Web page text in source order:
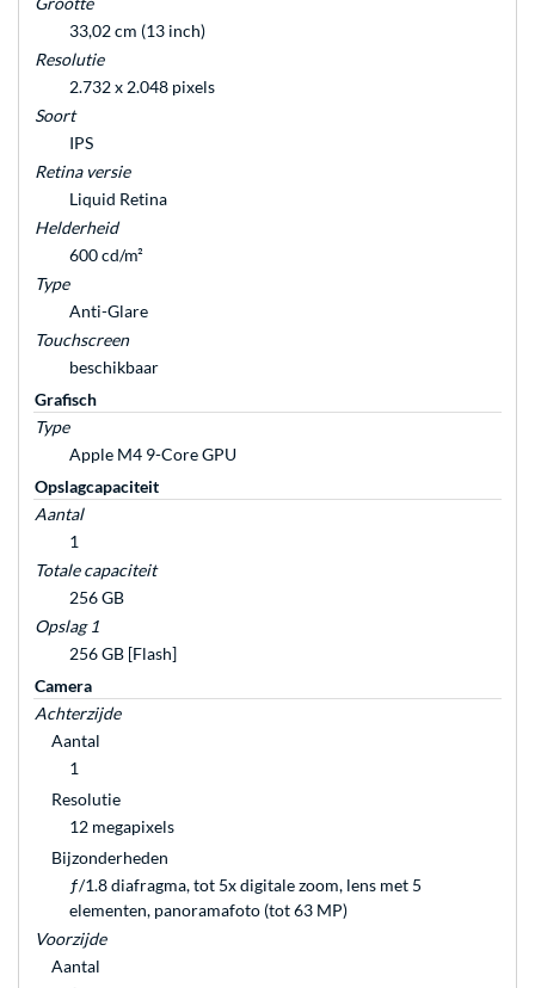
33,02 cm (13 inch)
Resolutie
2.732 x 2.048 pixels
Soort
IPS
Retina versie
Liquid Retina
Helderheid
600 cd/m²
Type
Anti-Glare
Touchscreen
beschikbaar
Grafisch
Type
Apple M4 9-Core GPU
Opslagcapaciteit
Aantal
1
Totale capaciteit
256 GB
Opslag 1
256 GB [Flash]
Camera
Achterzijde
Aantal
1
Resolutie
12 megapixels
Bijzonderheden
ƒ/1.8 diafragma, tot 5x digitale zoom, lens met 5
elementen, panoramafoto (tot 63 MP)
Voorzijde
Aantal